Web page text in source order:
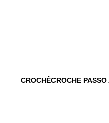
CROCHÊCROCHE PASSO